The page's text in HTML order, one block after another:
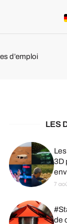
d’emploi
LES
3D
7
de